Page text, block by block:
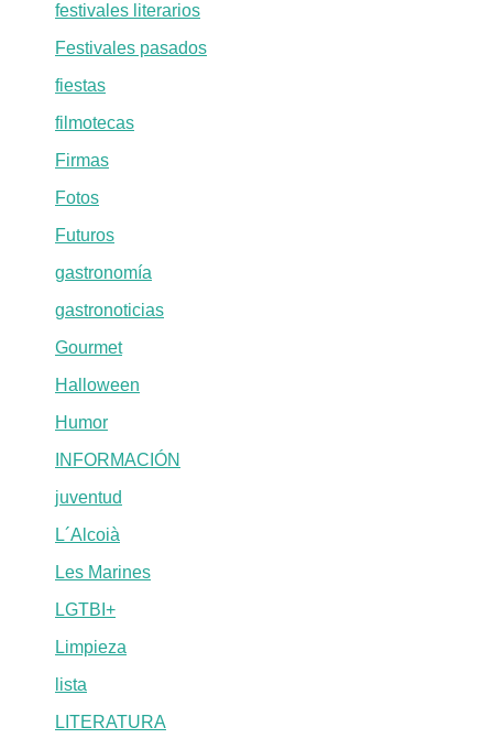
festivales literarios
Festivales pasados
fiestas
filmotecas
Firmas
Fotos
Futuros
gastronomía
gastronoticias
Gourmet
Halloween
Humor
INFORMACIÓN
juventud
L´Alcoià
Les Marines
LGTBI+
Limpieza
lista
LITERATURA